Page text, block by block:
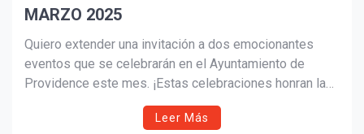
MARZO 2025
Quiero extender una invitación a dos emocionantes
eventos que se celebrarán en el Ayuntamiento de
Providence este mes. ¡Estas celebraciones honran las
preciadas tradiciones de nuestra comunidad y nos
ofrecen la oportunidad de reunirnos para celebrar
Leer Más